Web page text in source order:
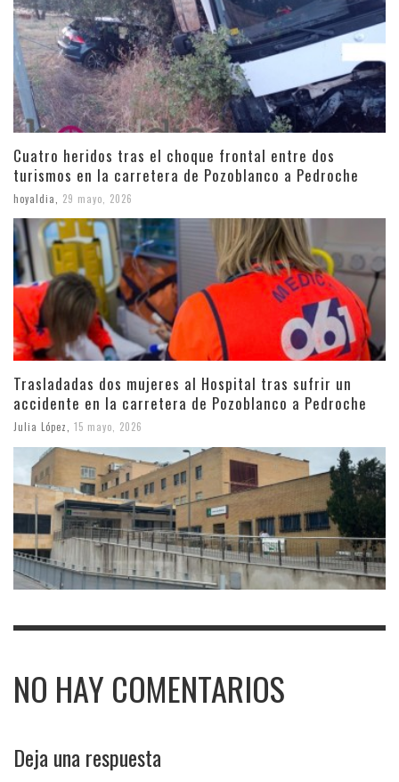
Cuatro heridos tras el choque frontal entre dos
turismos en la carretera de Pozoblanco a Pedroche
hoyaldia 29 mayo, 2026
Trasladadas dos mujeres al Hospital tras sufrir un
accidente en la carretera de Pozoblanco a Pedroche
Julia López, 15 mayo, 2026
NO HAY COMENTARIOS
Deja una respuesta